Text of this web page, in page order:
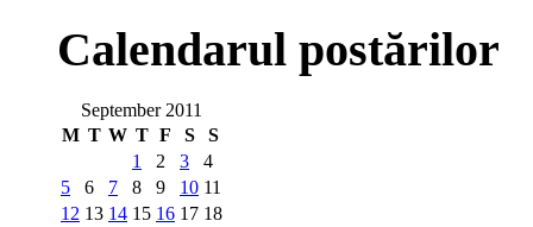
Calendarul postărilor
September 2011
M T W T F S
S
1
2 3
4
5
6 7 8 9 10 11
12 13 14 15 16 17 18